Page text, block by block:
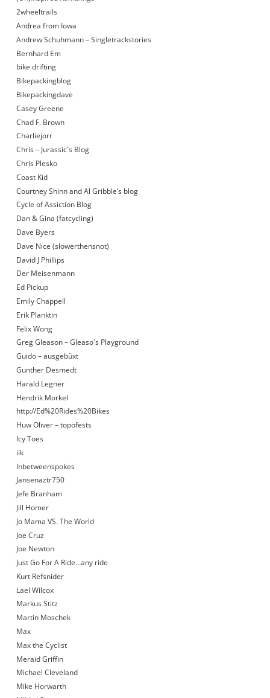
2wheeltrails
Andrea from Iowa
Andrew Schuhmann – Singletrackstories
Bernhard Em
bike drifting
Bikepackingblog
Bikepackingdave
Casey Greene
Chad F. Brown
Charliejorr
Chris – Jurassic´s Blog
Chris Plesko
Coast Kid
Courtney Shinn and Al Gribble’s blog
Cycle of Assiction Blog
Dan & Gina (fatcycling)
Dave Byers
Dave Nice (slowerthensnot)
David J Phillips
Der Meisenmann
Ed Pickup
Emily Chappell
Erik Planktin
Felix Wong
Greg Gleason – Gleaso's Playground
Guido – ausgebüxt
Gunther Desmedt
Harald Legner
Hendrik Morkel
http://Ed%20Rides%20Bikes
Huw Oliver – topofests
Icy Toes
iik
Inbetweenspokes
Jansenaztr750
Jefe Branham
Jill Homer
Jo Mama VS. The World
Joe Cruz
Joe Newton
Just Go For A Ride…any ride
Kurt Refsnider
Lael Wilcox
Markus Stitz
Martin Moschek
Max
Max the Cyclist
Meraid Griffin
Michael Cleveland
Mike Horwarth